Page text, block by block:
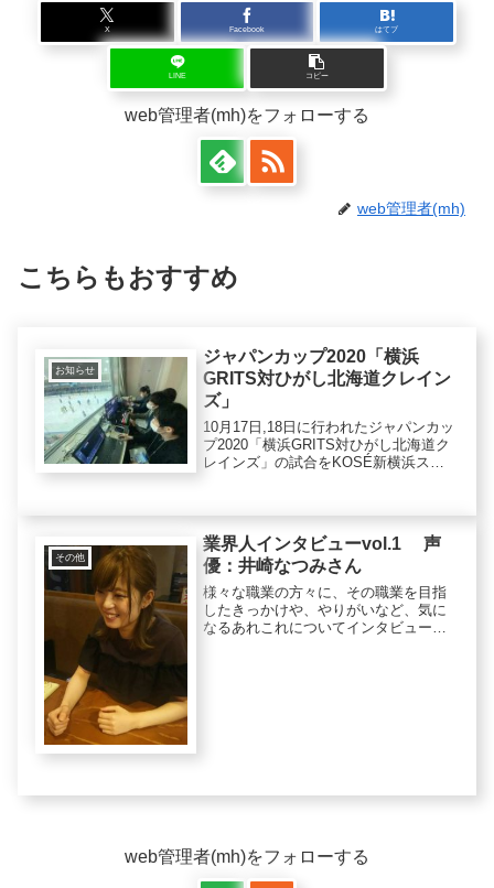
X Facebook はてブ
LINE コピー
web管理者(mh)をフォローする
web管理者(mh)
こちらもおすすめ
お知らせ
ジャパンカップ2020「横浜
GRITS対ひがし北海道クレイン
ズ」
10月17日,18日に行われたジャパンカッ
プ2020「横浜GRITS対ひがし北海道ク
レインズ」の試合をKOSÉ新横浜スケ
た。結果は、10月17日(土)横浜GRITS
1-...
その他
業界人インタビューvol.1 声
優：井崎なつみさん
様々な職業の方々に、その職業を目指
したきっかけや、やりがいなど、気に
なるあれこれについてインタビューを
web管理者(mh)をフォローする